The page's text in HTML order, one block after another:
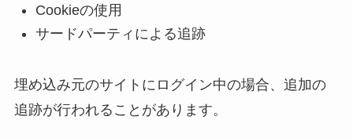
Cookieの使用
サードパーティによる追跡
埋め込み元のサイトにログイン中の場合、追加の
追跡が行われることがあります。